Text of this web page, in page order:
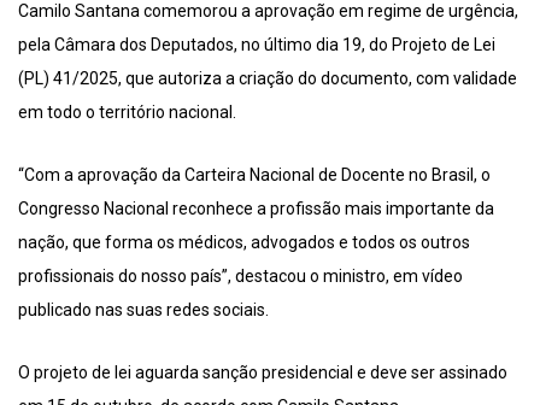
Camilo Santana comemorou a aprovação em regime de urgência,
pela Câmara dos Deputados, no último dia 19, do Projeto de Lei
(PL) 41/2025, que autoriza a criação do documento, com validade
em todo o território nacional.
“Com a aprovação da Carteira Nacional de Docente no Brasil, o
Congresso Nacional reconhece a profissão mais importante da
nação, que forma os médicos, advogados e todos os outros
profissionais do nosso país”, destacou o ministro, em vídeo
publicado nas suas redes sociais.
O projeto de lei aguarda sanção presidencial e deve ser assinado